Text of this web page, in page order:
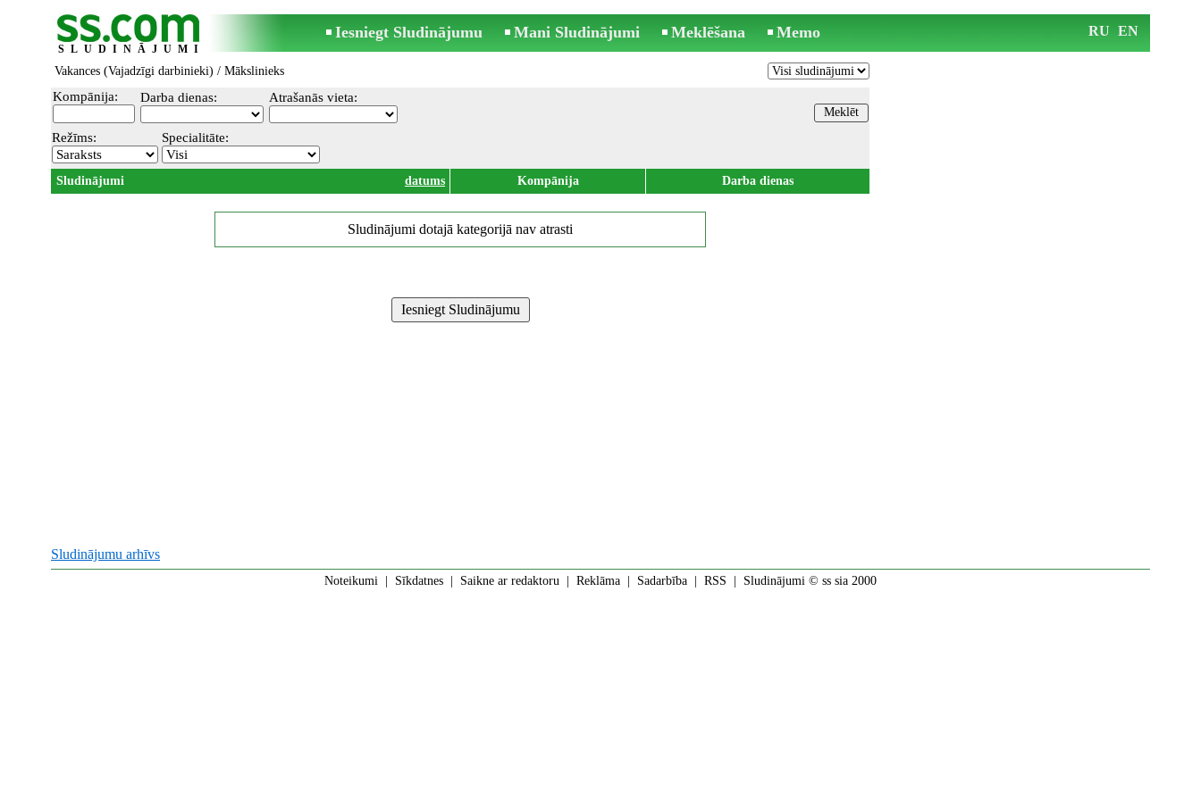
SLUDINĀJUMI
Iesniegt Sludinājumu Mani Sludinājumi Meklēšana Memo RU EN
Vakances (Vajadzīgi darbinieki) / Mākslinieks
Kompānija: Darba dienas: Atrašanās vieta:
Režīms: Specialitāte:
Sludinājumi datums Kompānija Darba dienas
Sludinājumi dotajā kategorijā nav atrasti
Sludinājumu arhīvs
Noteikumi Sīkdatnes Saikne ar redaktoru Reklāma Sadarbība RSS | Sludinājumi © ss sia 2000